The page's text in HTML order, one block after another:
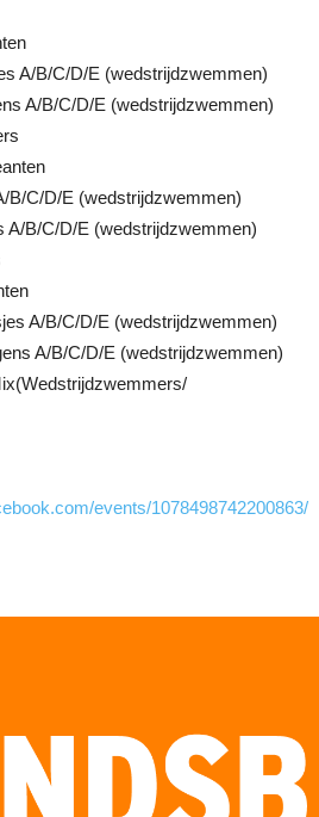
A/B/C/D/E (wedstrijdzwemmen)
A/B/C/D/E (wedstrijdzwemmen)
B/C/D/E (wedstrijdzwemmen)
A/B/C/D/E (wedstrijdzwemmen)
A/B/C/D/E (wedstrijdzwemmen)
A/B/C/D/E (wedstrijdzwemmen)
events/1078498742200863/